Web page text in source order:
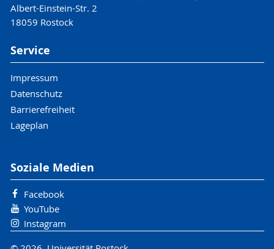
Albert-Einstein-Str. 2
18059 Rostock
Service
Impressum
Datenschutz
Barrierefreiheit
Lageplan
Soziale Medien
Facebook
YouTube
Instagram